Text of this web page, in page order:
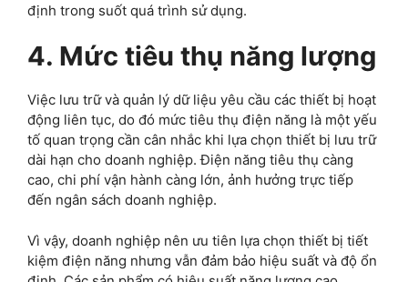
định trong suốt quá trình sử dụng.
4. Mức tiêu thụ năng lượng
Việc lưu trữ và quản lý dữ liệu yêu cầu các thiết bị hoạt
động liên tục, do đó mức tiêu thụ điện năng là một yếu
tố quan trọng cần cân nhắc khi lựa chọn thiết bị lưu trữ
dài hạn cho doanh nghiệp. Điện năng tiêu thụ càng
cao, chi phí vận hành càng lớn, ảnh hưởng trực tiếp
đến ngân sách doanh nghiệp.
Vì vậy, doanh nghiệp nên ưu tiên lựa chọn thiết bị tiết
kiệm điện năng nhưng vẫn đảm bảo hiệu suất và độ ổn